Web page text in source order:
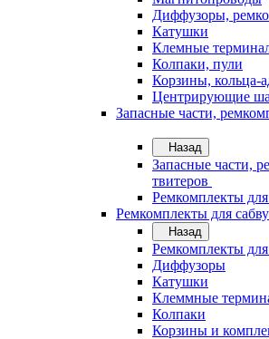
Диффузоры,
Катушки
Клемные
Колпаки, пули
Корзины, кольца-
Центрирующие
Запасные части,
Назад
Запасные части,
твитеров
Ремкомплекты для
Ремкомплекты для
Назад
Ремкомплекты
Диффузоры
Катушки
Клеммные
Колпаки
Корзины и